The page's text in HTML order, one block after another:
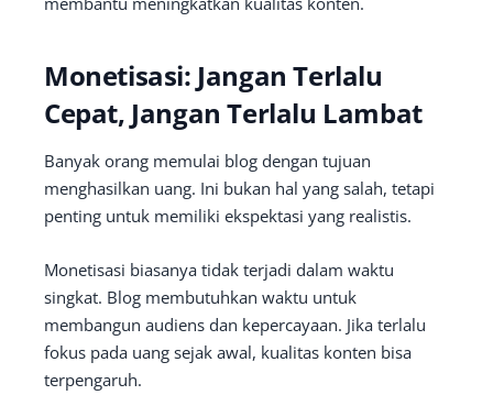
Monetisasi: Jangan Terlalu
Cepat, Jangan Terlalu Lambat
Banyak orang memulai blog dengan tujuan
menghasilkan uang. Ini bukan hal yang salah, tetapi
penting untuk memiliki ekspektasi yang realistis.
Monetisasi biasanya tidak terjadi dalam waktu
singkat. Blog membutuhkan waktu untuk
membangun audiens dan kepercayaan. Jika terlalu
fokus pada uang sejak awal, kualitas konten bisa
terpengaruh.